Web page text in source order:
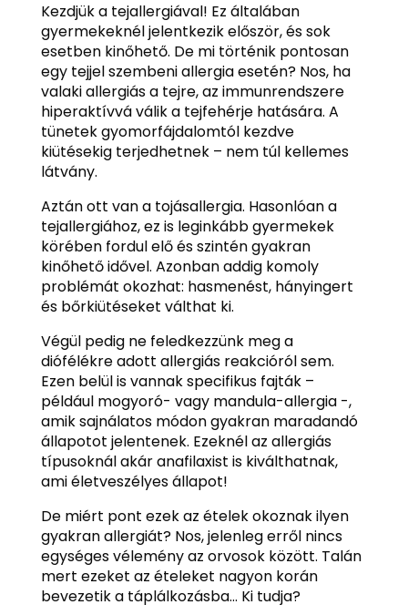
Kezdjük a tejallergiával! Ez általában
gyermekeknél jelentkezik először, és sok
esetben kinőhető. De mi történik pontosan
egy tejjel szembeni allergia esetén? Nos, ha
valaki allergiás a tejre, az immunrendszere
hiperaktívvá válik a tejfehérje hatására. A
tünetek gyomorfájdalomtól kezdve
kiütésekig terjedhetnek – nem túl kellemes
látvány.
Aztán ott van a tojásallergia. Hasonlóan a
tejallergiához, ez is leginkább gyermekek
körében fordul elő és szintén gyakran
kinőhető idővel. Azonban addig komoly
problémát okozhat: hasmenést, hányingert
és bőrkiütéseket válthat ki.
Végül pedig ne feledkezzünk meg a
diófélékre adott allergiás reakcióról sem.
Ezen belül is vannak specifikus fajták –
például mogyoró- vagy mandula-allergia -,
amik sajnálatos módon gyakran maradandó
állapotot jelentenek. Ezeknél az allergiás
típusoknál akár anafilaxist is kiválthatnak,
ami életveszélyes állapot!
De miért pont ezek az ételek okoznak ilyen
gyakran allergiát? Nos, jelenleg erről nincs
egységes vélemény az orvosok között. Talán
mert ezeket az ételeket nagyon korán
bevezetik a táplálkozásba… Ki tudja?